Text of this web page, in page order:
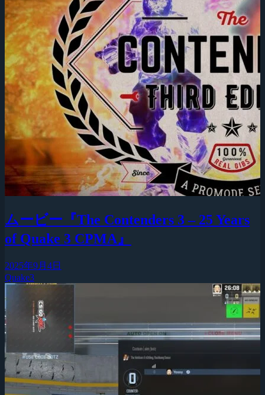
ムービー『The Contenders 3 – 25 Years
of Quake 3 CPMA』
2025年9月4日
Quake3